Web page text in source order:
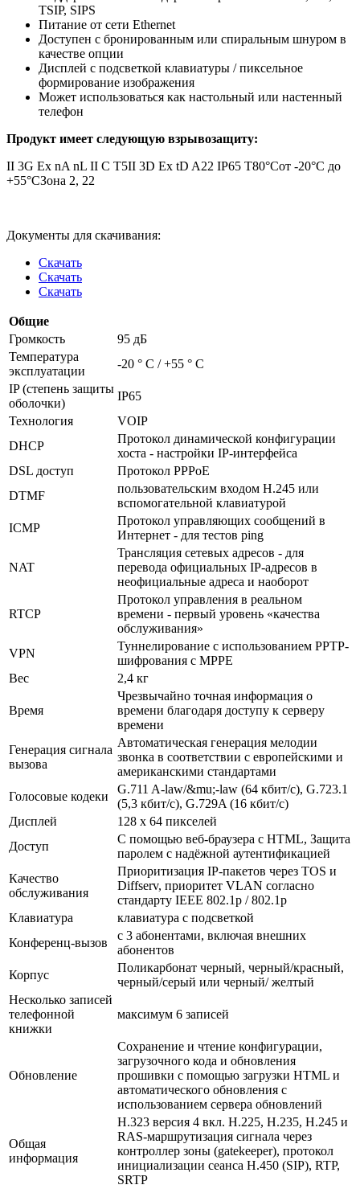
TSIP, SIPS
Питание от сети Ethernet
Доступен с бронированным или спиральным шнуром в
качестве опции
Дисплей с подсветкой клавиатуры / пиксельное
формирование изображения
Может использоваться как настольный или настенный
телефон
Продукт имеет следующую взрывозащиту:
II 3G Ex nA nL II C T5II 3D Ex tD A22 IP65 T80°Cот -20°C до
+55°CЗона 2, 22
Документы для скачивания:
Скачать
Скачать
Скачать
Общие
Громкость
95 дБ
Температура
эксплуатации
-20 ° C / +55 ° C
IP (степень защиты
оболочки)
IP65
Технология
VOIP
DHCP
Протокол динамической конфигурации
хоста - настройки IP-интерфейса
DSL доступ
Протокол PPPoE
DTMF
пользовательским входом H.245 или
вспомогательной клавиатурой
ICMP
Протокол управляющих сообщений в
Интернет - для тестов ping
NAT
Трансляция сетевых адресов - для
перевода официальных IP-адресов в
неофициальные адреса и наоборот
RTCP
Протокол управления в реальном
времени - первый уровень «качества
обслуживания»
VPN
Туннелирование с использованием PPTP-
шифрования с MPPE
Вес
2,4 кг
Время
Чрезвычайно точная информация о
времени благодаря доступу к серверу
времени
Генерация сигнала
вызова
Автоматическая генерация мелодии
звонка в соответствии с европейскими и
американскими стандартами
Голосовые кодеки
G.711 A-law/&mu;-law (64 кбит/с), G.723.1
(5,3 кбит/с), G.729A (16 кбит/с)
Дисплей
128 x 64 пикселей
Доступ
С помощью веб-браузера с HTML, Защита
паролем с надёжной аутентификацией
Качество
обслуживания
Приоритизация IP-пакетов через TOS и
Diffserv, приоритет VLAN согласно
стандарту IEEE 802.1p / 802.1p
Клавиатура
клавиатура с подсветкой
Конференц-вызов
с 3 абонентами, включая внешних
абонентов
Корпус
Поликарбонат черный, черный/красный,
черный/серый или черный/ желтый
Несколько записей
телефонной
книжки
максимум 6 записей
Обновление
Сохранение и чтение конфигурации,
загрузочного кода и обновления
прошивки с помощью загрузки HTML и
автоматического обновления с
использованием сервера обновлений
Общая
информация
H.323 версия 4 вкл. H.225, H.235, H.245 и
RAS-маршрутизация сигнала через
контроллер зоны (gatekeeper), протокол
инициализации сеанса H.450 (SIP), RTP,
SRTP